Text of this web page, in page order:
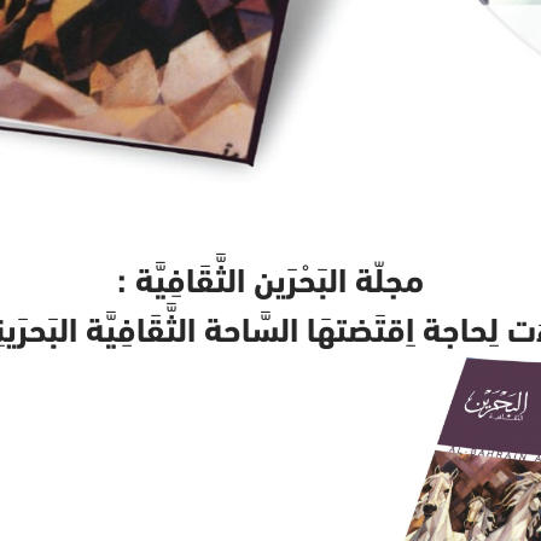
مجلّة البَحْرَين الثَّقَافِيَّة :
لِحاجة اِقتَضتهَا السَّاحة الثَّقَافِيَّة